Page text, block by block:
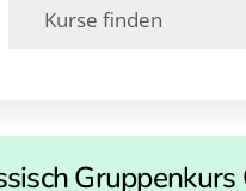
Gruppenkurs